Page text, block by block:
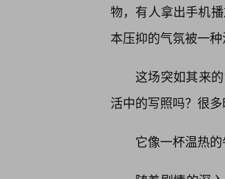
物，有人拿出手机
本压抑的气氛被一种
这场突如其来
活中的写照吗？很
它像一杯温热